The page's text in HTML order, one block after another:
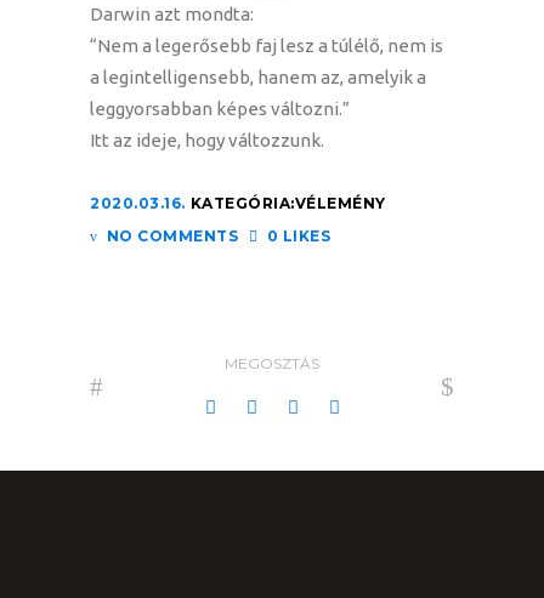
Darwin azt mondta:
“Nem a legerősebb faj lesz a túlélő, nem is
a legintelligensebb, hanem az, amelyik a
leggyorsabban képes változni.”
Itt az ideje, hogy változzunk.
2020.03.16. KATEGÓRIA:VÉLEMÉNY
NO COMMENTS
0 LIKES
MEGOSZTÁS